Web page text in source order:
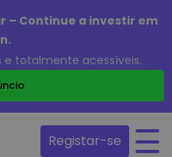
– Continue a investir em
e totalmente acessíveis.
Registar-se